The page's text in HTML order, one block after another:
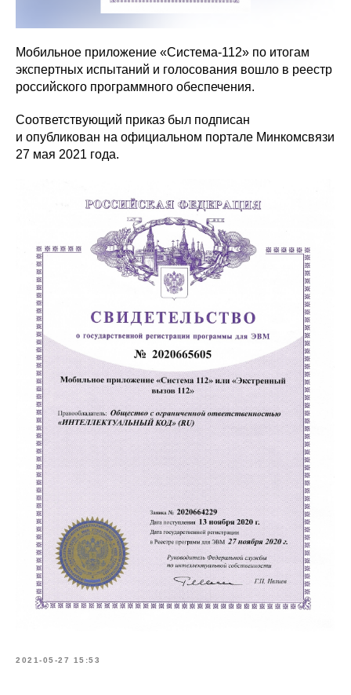
Мобильное приложение «Система-112» по итогам
экспертных испытаний и голосования вошло в реестр
российского программного обеспечения.
Соответствующий приказ был подписан
и опубликован на официальном портале Минкомсвязи
27 мая 2021 года.
2021-05-27 15:53